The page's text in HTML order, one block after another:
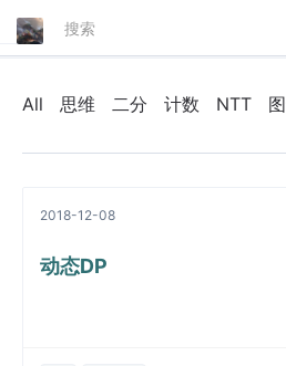
All
思维 二分 计数 NTT
2018-12-08
动态DP